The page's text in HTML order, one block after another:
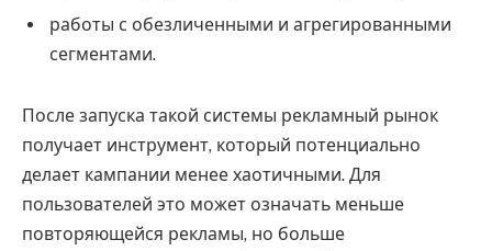
работы с обезличенными и агрегированными
сегментами.
После запуска такой системы рекламный рынок
получает инструмент, который потенциально
делает кампании менее хаотичными. Для
пользователей это может означать меньше
повторяющейся рекламы, но больше